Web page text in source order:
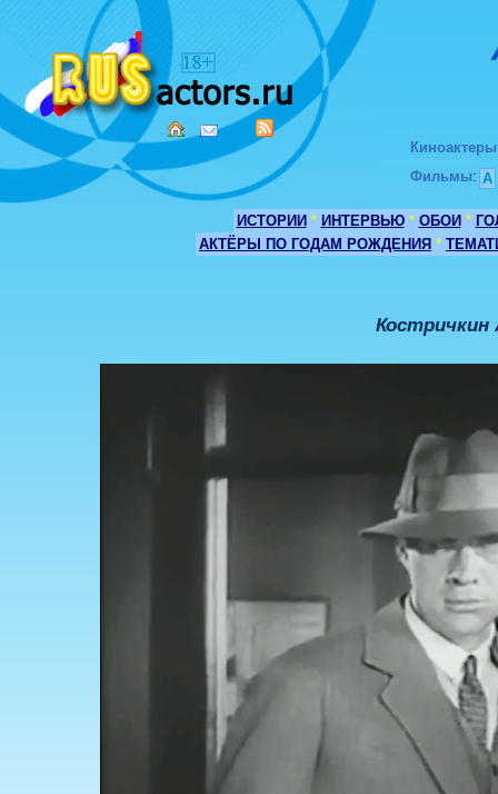
Киноактеры
Фильмы: А
ИСТОРИИ * ИНТЕРВЬЮ * ОБОИ *
АКТЁРЫ ПО ГОДАМ РОЖДЕНИЯ *
Костричкин